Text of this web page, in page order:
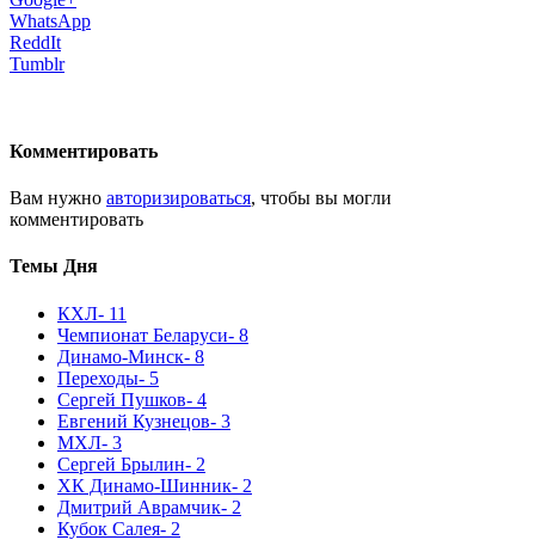
WhatsApp
ReddIt
Tumblr
Комментировать
Вам нужно авторизироваться, чтобы вы могли
комментировать
Темы Дня
КХЛ- 11
Чемпионат Беларуси- 8
Динамо-Минск- 8
Переходы- 5
Сергей Пушков- 4
Евгений Кузнецов- 3
МХЛ- 3
Сергей Брылин- 2
ХК Динамо-Шинник- 2
Дмитрий Аврамчик- 2
Кубок Салея- 2